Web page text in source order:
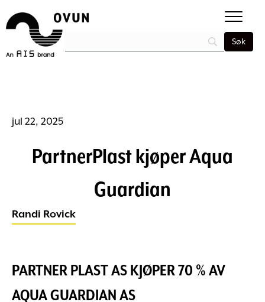
jul 22, 2025
PartnerPlast kjøper Aqua
Guardian
Randi Rovick
PARTNER PLAST AS KJØPER 70 % AV
AQUA GUARDIAN AS